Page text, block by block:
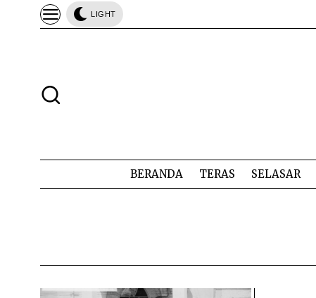
LIGHT
BERANDA TERAS SELASAR